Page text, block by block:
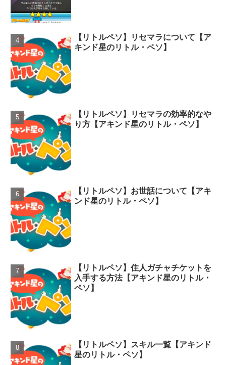
【リトルペソ】リセマラについて【ア
キンド星のリトル・ペソ】
【リトルペソ】リセマラの効率的なや
り方【アキンド星のリトル・ペソ】
【リトルペソ】お世話について【アキ
ンド星のリトル・ペソ】
【リトルペソ】住人ガチャチケットを
入手する方法【アキンド星のリトル・
ペソ】
【リトルペソ】スキル一覧【アキンド
星のリトル・ペソ】